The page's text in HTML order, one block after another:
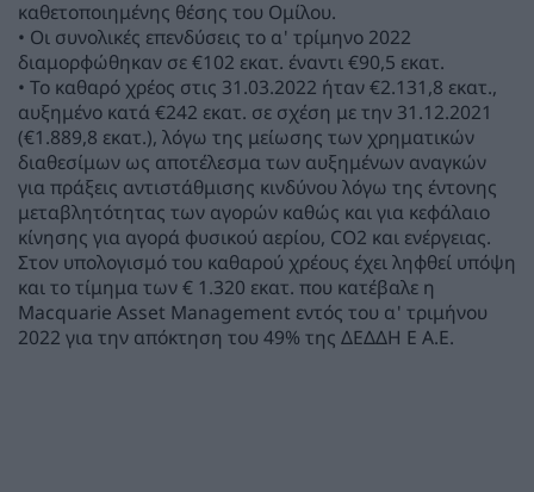
καθετοποιημένης θέσης του Ομίλου.
• Οι συνολικές επενδύσεις το α' τρίμηνο 2022
διαμορφώθηκαν σε €102 εκατ. έναντι €90,5 εκατ.
• Το καθαρό χρέος στις 31.03.2022 ήταν €2.131,8 εκατ.,
αυξημένο κατά €242 εκατ. σε σχέση με την 31.12.2021
(€1.889,8 εκατ.), λόγω της μείωσης των χρηματικών
διαθεσίμων ως αποτέλεσμα των αυξημένων αναγκών
για πράξεις αντιστάθμισης κινδύνου λόγω της έντονης
μεταβλητότητας των αγορών καθώς και για κεφάλαιο
κίνησης για αγορά φυσικού αερίου, CΟ2 και ενέργειας.
Στον υπολογισμό του καθαρού χρέους έχει ληφθεί υπόψη
και το τίμημα των € 1.320 εκατ. που κατέβαλε η
Macquarie Asset Management εντός του α' τριμήνου
2022 για την απόκτηση του 49% της ΔΕΔΔΗ Ε Α.Ε.